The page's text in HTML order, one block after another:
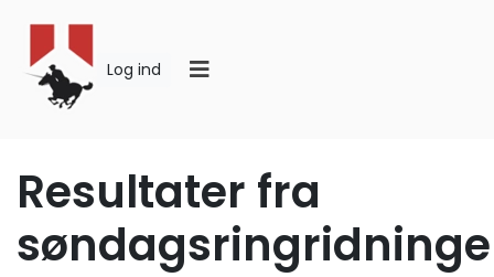
Log ind
Resultater fra